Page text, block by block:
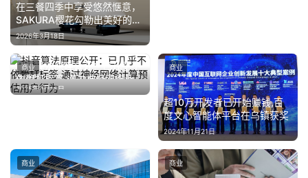
在三餐四季中享受悠然惬意，
SAKURA樱花勾勒出美好的厨
居体验
2026年3月18日
抖音算法原理公开：已几乎不
依赖打标签 通过神经网络计算
预估用户行为
2025年4月16日
商业
超10万开发者已开始赚钱,百
度文心智能体平台在乌镇获奖
2024年11月21日
商业
商业 商业